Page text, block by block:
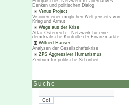
Europäisches Netzwerd für alternatives
Denken und politischen Dialog
Venus Project
Visionen einer möglichen Welt jenseits von
Krieg und Armut
Wege aus der Krise
Attac Österreich – Netzwerk für eine
demokratische Kontrolle der Finanzmärkte
Wilfried Hanser
Analysen der Gesellschaftskrise
ZPS Aggressiver Humanismus
Zentrum für politische Schönheit
Suche